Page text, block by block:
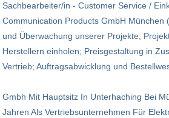
Sachbearbeiter/in - Customer Service /
Communication Products GmbH München
und Überwachung unserer Projekte;
Herstellern einholen; Preisgestaltung in
Vertrieb; Auftragsabwicklung und
Gmbh Mit Hauptsitz In Unterhaching Bei
Jahren Als Vertriebsunternehmen Für